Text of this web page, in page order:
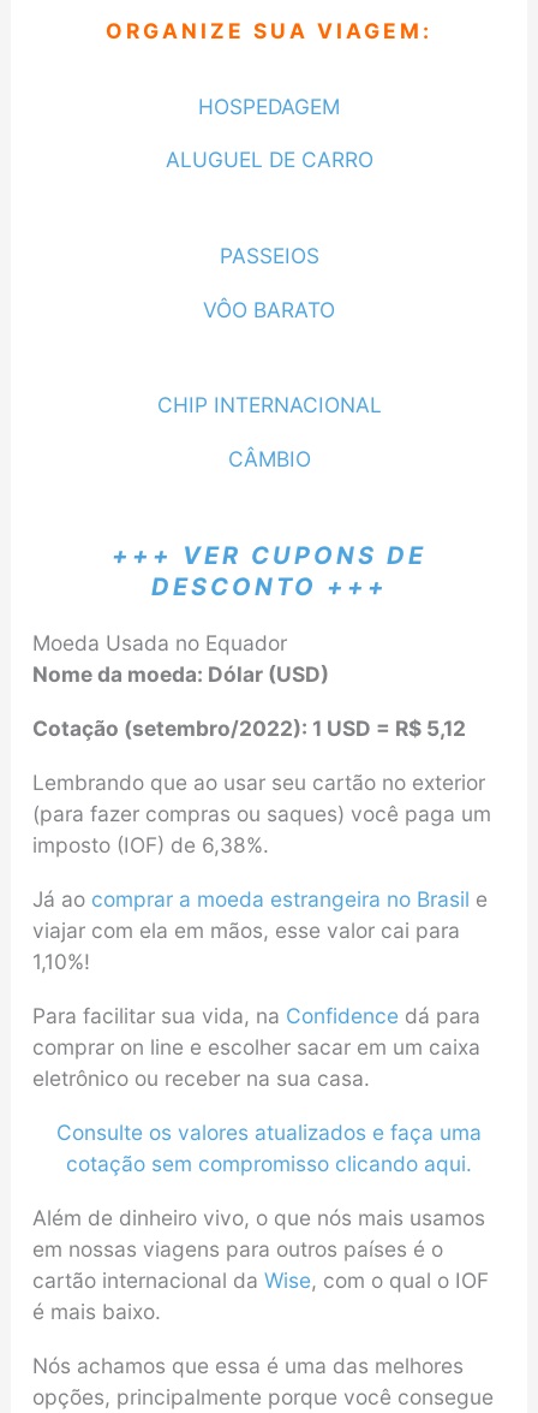
ORGANIZE SUA VIAGEM:
HOSPEDAGEM
ALUGUEL DE CARRO
PASSEIOS
VÔO BARATO
CHIP INTERNACIONAL
CÂMBIO
+++ VER CUPONS DE
DESCONTO +++
Moeda Usada no Equador
Nome da moeda: Dólar (USD)
Cotação (setembro/2022): 1 USD = R$ 5,12
Lembrando que ao usar seu cartão no exterior
(para fazer compras ou saques) você paga um
imposto (IOF) de 6,38%.
Já ao comprar a moeda estrangeira no Brasil e
viajar com ela em mãos, esse valor cai para
1,10%!
Para facilitar sua vida, na Confidence dá para
comprar on line e escolher sacar em um caixa
eletrônico ou receber na sua casa.
Consulte os valores atualizados e faça uma
cotação sem compromisso clicando aqui.
Além de dinheiro vivo, o que nós mais usamos
em nossas viagens para outros países é o
cartão internacional da Wise, com o qual o IOF
é mais baixo.
Nós achamos que essa é uma das melhores
opções, principalmente porque você consegue